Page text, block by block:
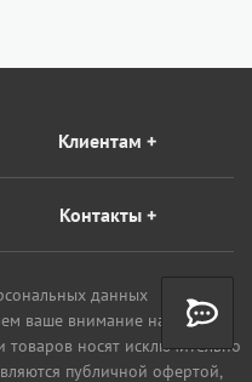
Клиентам +
Контакты+
данных
ваше внимание на то, что
носят исключительно
публичной офертой,